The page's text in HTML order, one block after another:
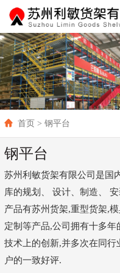
首页 > 钢平台
钢平台
苏州利敏货架有限公司是国
库的规划、 设计、制造、
产品有苏州货架,重型货架,
定制等产品,公司拥有十多
技术上的创新,并多次在同
户的一致好评.